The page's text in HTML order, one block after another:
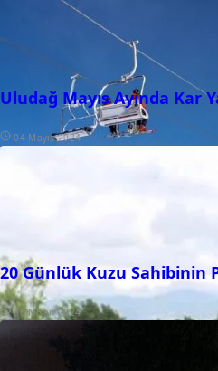
Uludağ Mayıs Ayında Kar
04 Mayıs 2024
20 Günlük Kuzu Sahibinin
30 Nisan 2024